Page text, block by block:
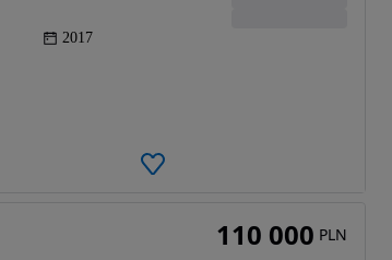
2017
110 000 PLN